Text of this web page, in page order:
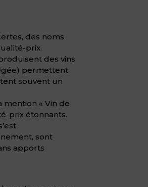
des noms
prix.
des vins
permettent
souvent un
« Vin de
prix étonnants.
sont
apports